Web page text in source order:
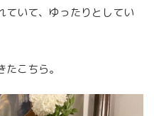
ていて、ゆったりとしてい
こちら。